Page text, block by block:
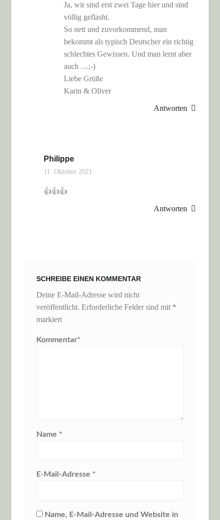
Ja, wir sind erst zwei Tage hier und sind
völlig geflasht.
So nett und zuvorkommend, man
bekommt als typisch Deutscher ein richtig
schlechtes Gewissen. Und man lernt aber
auch …;-)
Liebe Grüße
Karin & Oliver
Antworten
Philippe
11. Oktober 2021
👍👍👍
Antworten
SCHREIBE EINEN KOMMENTAR
Deine E-Mail-Adresse wird nicht
veröffentlicht. Erforderliche Felder sind mit *
markiert
Kommentar*
Name *
E-Mail-Adresse *
Name, E-Mail-Adresse und Website in